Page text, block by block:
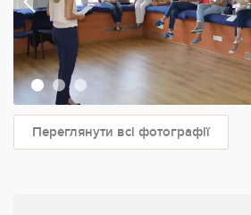
Переглянути всі фотографії